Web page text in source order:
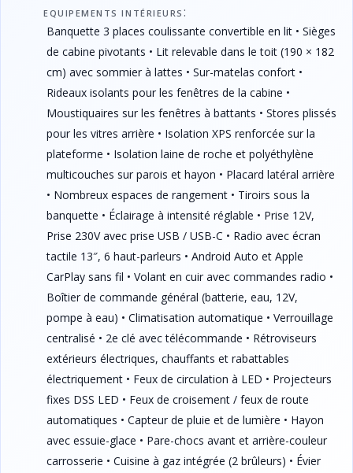
EQUIPEMENTS INTÉRIEURS :
Banquette 3 places coulissante convertible en lit • Sièges
de cabine pivotants • Lit relevable dans le toit (190 × 182
cm) avec sommier à lattes • Sur-matelas confort •
Rideaux isolants pour les fenêtres de la cabine •
Moustiquaires sur les fenêtres à battants • Stores plissés
pour les vitres arrière • Isolation XPS renforcée sur la
plateforme • Isolation laine de roche et polyéthylène
multicouches sur parois et hayon • Placard latéral arrière
• Nombreux espaces de rangement • Tiroirs sous la
banquette • Éclairage à intensité réglable • Prise 12V,
Prise 230V avec prise USB / USB-C • Radio avec écran
tactile 13″, 6 haut-parleurs • Android Auto et Apple
CarPlay sans fil • Volant en cuir avec commandes radio •
Boîtier de commande général (batterie, eau, 12V,
pompe à eau) • Climatisation automatique • Verrouillage
centralisé • 2e clé avec télécommande • Rétroviseurs
extérieurs électriques, chauffants et rabattables
électriquement • Feux de circulation à LED • Projecteurs
fixes DSS LED • Feux de croisement / feux de route
automatiques • Capteur de pluie et de lumière • Hayon
avec essuie-glace • Pare-chocs avant et arrière-couleur
carrosserie • Cuisine à gaz intégrée (2 brûleurs) • Évier